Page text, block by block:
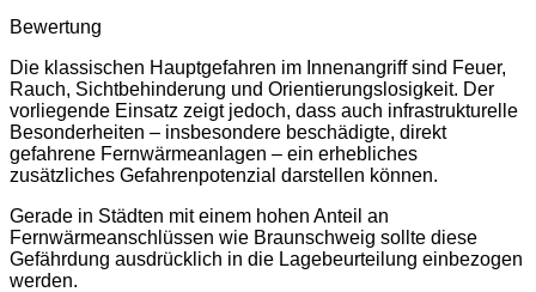
Bewertung
Die klassischen Hauptgefahren im Innenangriff sind Feuer,
Rauch, Sichtbehinderung und Orientierungslosigkeit. Der
vorliegende Einsatz zeigt jedoch, dass auch infrastrukturelle
Besonderheiten – insbesondere beschädigte, direkt
gefahrene Fernwärmeanlagen – ein erhebliches
zusätzliches Gefahrenpotenzial darstellen können.
Gerade in Städten mit einem hohen Anteil an
Fernwärmeanschlüssen wie Braunschweig sollte diese
Gefährdung ausdrücklich in die Lagebeurteilung einbezogen
werden.